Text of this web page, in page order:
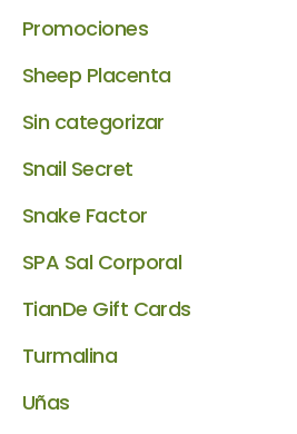
Promociones
Sheep Placenta
Sin categorizar
Snail Secret
Snake Factor
SPA Sal Corporal
TianDe Gift Cards
Turmalina
Uñas